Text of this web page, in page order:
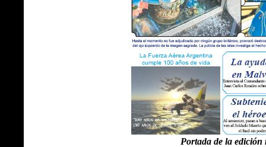
Portada de la